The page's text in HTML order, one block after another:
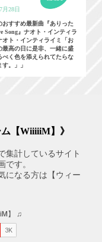
月28日
おすすめ最新曲『ありった
Song』ナオト・インティラ
オト・インティライミ「お
最高の日に是非、一緒に盛
べく色を添えられてたらな
。」」
【WiiiiiM】》
集計しているサイト
です。
になる方は【ウィー